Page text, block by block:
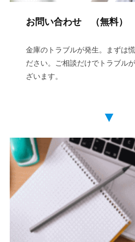
お問い合わせ （無料）
金庫のトラブルが発生。まずは
ださい。ご相談だけでトラブル
ざいます。
▼